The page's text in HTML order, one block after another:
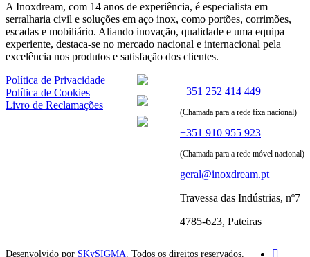
A Inoxdream, com 14 anos de experiência, é especialista em
serralharia civil e soluções em aço inox, como portões, corrimões,
escadas e mobiliário. Aliando inovação, qualidade e uma equipa
experiente, destaca-se no mercado nacional e internacional pela
excelência nos produtos e satisfação dos clientes.
Política de Privacidade
Política de Cookies
Livro de Reclamações
+351 252 414 449
(Chamada para a rede fixa nacional)
+351 910 955 923
(Chamada para a rede móvel nacional)
geral@inoxdream.pt
Travessa das Indústrias, nº7
4785-623, Pateiras
Desenvolvido por SKySIGMA. Todos os direitos reservados.